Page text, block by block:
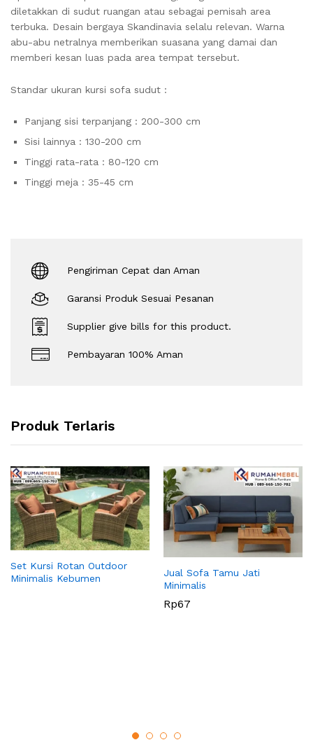
diletakkan di sudut ruangan atau sebagai pemisah area
terbuka. Desain bergaya Skandinavia selalu relevan. Warna
abu-abu netralnya memberikan suasana yang damai dan
memberi kesan luas pada area tempat tersebut.
Standar ukuran kursi sofa sudut :
Panjang sisi terpanjang : 200-300 cm
Sisi lainnya : 130-200 cm
Tinggi rata-rata : 80-120 cm
Tinggi meja : 35-45 cm
Pengiriman Cepat dan Aman
Garansi Produk Sesuai Pesanan
Supplier give bills for this product.
Pembayaran 100% Aman
Produk Terlaris
Set Kursi Rotan Outdoor
Minimalis Kebumen
Jual Sofa Tamu Jati
Minimalis
Rp67